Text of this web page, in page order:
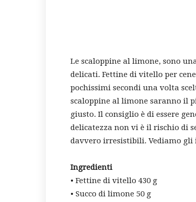
Le scaloppine al limone, sono
delicati. Fettine di vitello per
pochissimi secondi una volta
scaloppine al limone saranno il
giusto. Il consiglio è di essere
delicatezza non vi è il rischio di
davvero irresistibili. Vediamo gli
Ingredienti
• Fettine di vitello 430 g
• Succo di limone 50 g